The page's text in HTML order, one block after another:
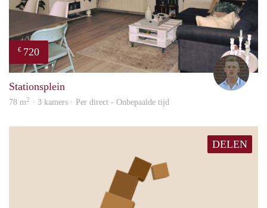
€ 720
Tom
Stationsplein
78 m2 · 3 kamers · Per direct - Onbepaalde tijd
DELEN